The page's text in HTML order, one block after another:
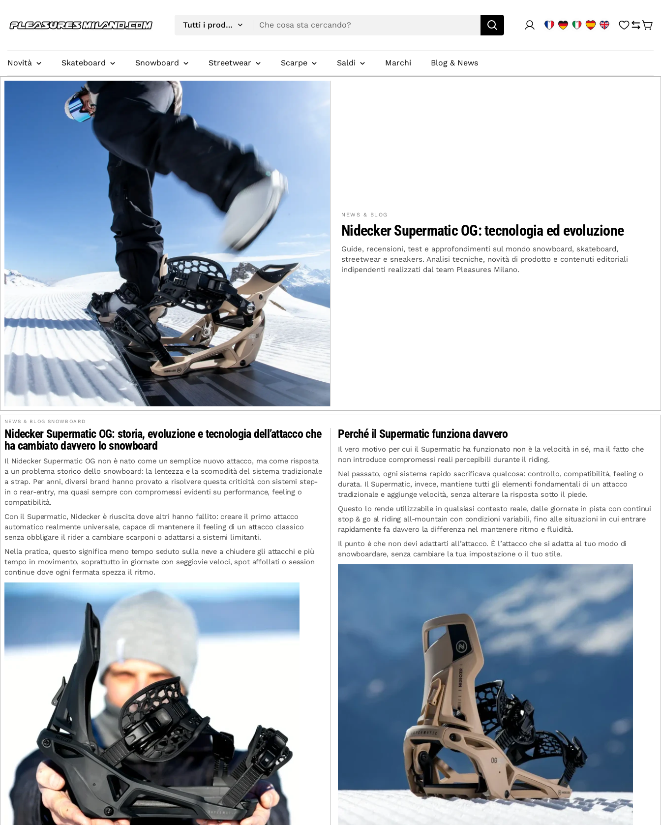
Novità Skateboard Snowboard Streetwear Scarpe Saldi Marchi Blog & News
NEWS & BLOG
Nidecker Supermatic OG: tecnologia ed evoluzione
Guide, recensioni, test e approfondimenti sul mondo snowboard, skateboard,
streetwear e sneakers. Analisi tecniche, novità di prodotto e contenuti editoriali
indipendenti realizzati dal team Pleasures Milano.
NEWS & BLOG SNOWBOARD
Nidecker Supermatic OG: storia, evoluzione e tecnologia dell’attacco che
ha cambiato davvero lo snowboard
Il Nidecker Supermatic OG non è nato come un semplice nuovo attacco, ma come risposta
a un problema storico dello snowboard: la lentezza e la scomodità del sistema tradizionale
a strap. Per anni, diversi brand hanno provato a risolvere questa criticità con sistemi step-
in o rear-entry, ma quasi sempre con compromessi evidenti su performance, feeling o
compatibilità.
Con il Supermatic, Nidecker è riuscita dove altri hanno fallito: creare il primo attacco
automatico realmente universale, capace di mantenere il feeling di un attacco classico
senza obbligare il rider a cambiare scarponi o adattarsi a sistemi limitanti.
Nella pratica, questo significa meno tempo seduto sulla neve a chiudere gli attacchi e più
tempo in movimento, soprattutto in giornate con seggiovie veloci, spot affollati o session
continue dove ogni fermata spezza il ritmo.
Perché il Supermatic funziona davvero
Il vero motivo per cui il Supermatic ha funzionato non è la velocità in sé, ma il fatto che
non introduce compromessi reali percepibili durante il riding.
Nel passato, ogni sistema rapido sacrificava qualcosa: controllo, compatibilità, feeling o
durata. Il Supermatic, invece, mantiene tutti gli elementi fondamentali di un attacco
tradizionale e aggiunge velocità, senza alterare la risposta sotto il piede.
Questo lo rende utilizzabile in qualsiasi contesto reale, dalle giornate in pista con continui
stop & go al riding all-mountain con condizioni variabili, fino alle situazioni in cui entrare
rapidamente fa davvero la differenza nel mantenere ritmo e fluidità.
Il punto è che non devi adattarti all’attacco. È l’attacco che si adatta al tuo modo di
snowboardare, senza cambiare la tua impostazione o il tuo stile.